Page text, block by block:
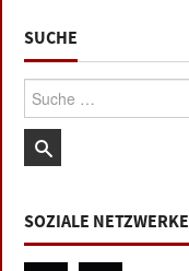
SUCHE
SOZIALE NETZWERKE